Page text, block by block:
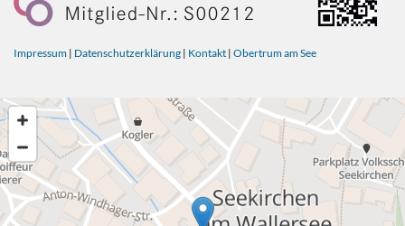
Impressum | Datenschutzerklärung | Kontakt | Obertrum am See